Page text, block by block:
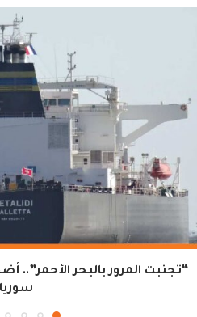
“تجنبت المرور بالبحر
سوريا